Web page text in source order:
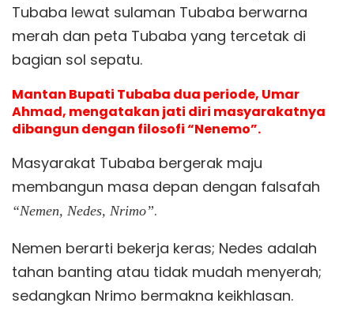
Tubaba lewat sulaman Tubaba berwarna
merah dan peta Tubaba yang tercetak di
bagian sol sepatu.
Mantan Bupati Tubaba dua periode, Umar
Ahmad, mengatakan jati diri masyarakatnya
dibangun dengan filosofi “Nenemo”.
Masyarakat Tubaba bergerak maju
membangun masa depan dengan falsafah
“Nemen, Nedes, Nrimo”.
Nemen berarti bekerja keras; Nedes adalah
tahan banting atau tidak mudah menyerah;
sedangkan Nrimo bermakna keikhlasan.